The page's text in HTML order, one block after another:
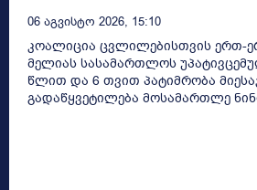
06 Აგვისტო 2026, 15:10
კოალიცია ცვლილებისთვის ერთ-
მელიას სასამართლოს
წლით და 6 თვით პატიმრობა
გადაწყვეტილება მოსამართლე